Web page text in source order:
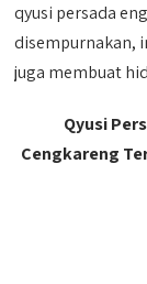
qyusi persada
disempurnakan,
juga membuat
Qyusi
Cengkareng